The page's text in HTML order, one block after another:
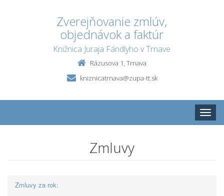
Zverejňovanie zmlúv,
objednávok a faktúr
Knižnica Juraja Fándlyho v Trnave
Rázusova 1, Trnava
kniznicatrnava@zupa-tt.sk
Toggle
Zmluvy
Zmluvy za rok: